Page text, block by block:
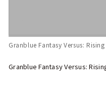
Granblue Fantasy Versus: Rising
Granblue Fantasy Versus: